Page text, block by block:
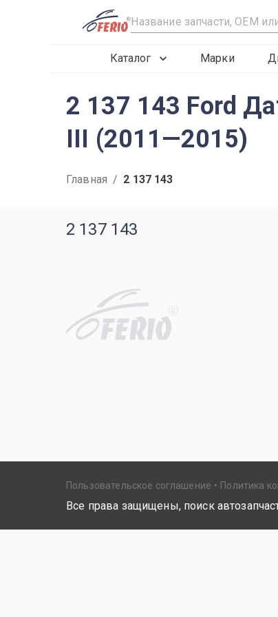
R
Каталог Марки
2 137 143 Ford
III (2011—2015)
Главная / 2 137 143
2 137 143
R
Пользовательское соглашение Политика
Все права защищены, поиск